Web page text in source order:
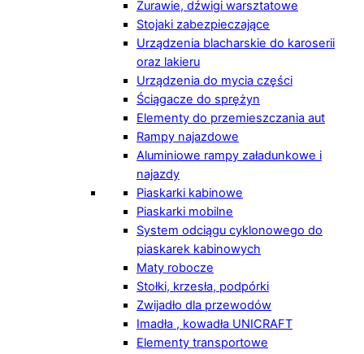
Żurawie, dźwigi warsztatowe
Stojaki zabezpieczające
Urządzenia blacharskie do karoserii
oraz lakieru
Urządzenia do mycia części
Ściągacze do sprężyn
Elementy do przemieszczania aut
Rampy najazdowe
Aluminiowe rampy załadunkowe i
najazdy
Piaskarki kabinowe
Piaskarki mobilne
System odciągu cyklonowego do
piaskarek kabinowych
Maty robocze
Stołki, krzesła, podpórki
Zwijadło dla przewodów
Imadła , kowadła UNICRAFT
Elementy transportowe